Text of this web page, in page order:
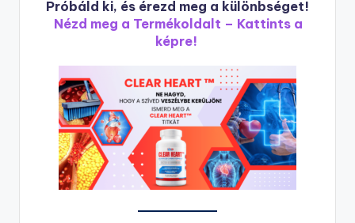
Próbáld ki, és érezd meg a különbséget!
Nézd meg a Termékoldalt – Kattints a
képre!